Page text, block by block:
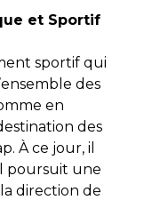
et Sportif
sportif qui
des
en
des
À ce jour, il
poursuit une
direction de